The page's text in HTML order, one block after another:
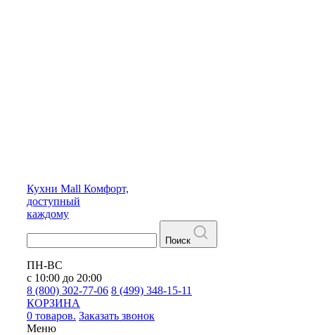
Кухни Mall Комфорт,
доступный
каждому
Поиск
ПН-ВС
с 10:00 до 20:00
8 (800) 302-77-06 8 (499) 348-15-11
КОРЗИНА
0 товаров. Заказать звонок
Меню